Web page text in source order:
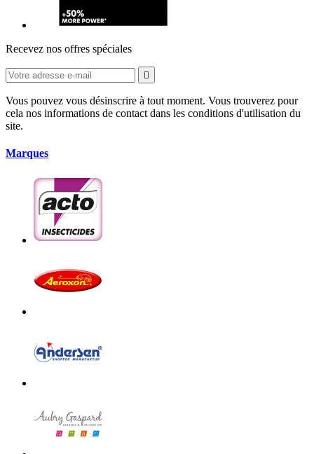
Recevez nos offres spéciales

Vous pouvez vous désinscrire à tout moment. Vous trouverez pour
cela nos informations de contact dans les conditions d'utilisation du
site.
Marques